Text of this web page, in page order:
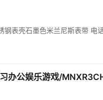
表壳石墨色米兰尼斯表带 电
公娱乐游戏/